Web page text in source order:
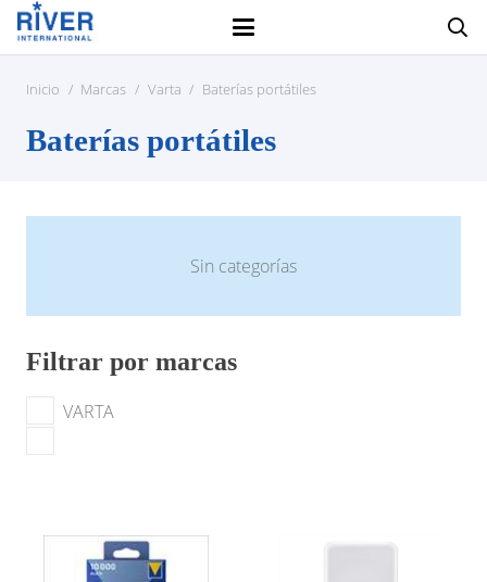
Inicio / Marcas / Varta / Baterías portátiles
Baterías portátiles
Sin categorías
Filtrar por marcas
VARTA